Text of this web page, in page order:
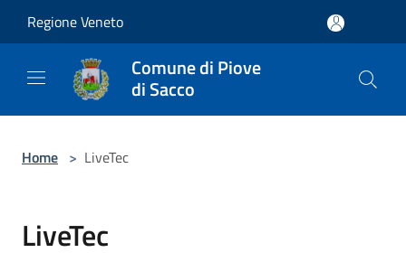
Regione Veneto
Comune di Piove
di Sacco
Home > LiveTec
LiveTec